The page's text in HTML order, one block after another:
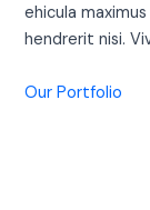
ehicula
hendrerit nisi.
Our Portfolio